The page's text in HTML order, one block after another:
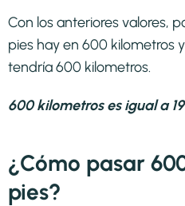
Con los anteriores valores,
pies hay en 600 kilometros
tendría 600 kilometros.
600 kilometros es igual a
¿Cómo pasar
pies?